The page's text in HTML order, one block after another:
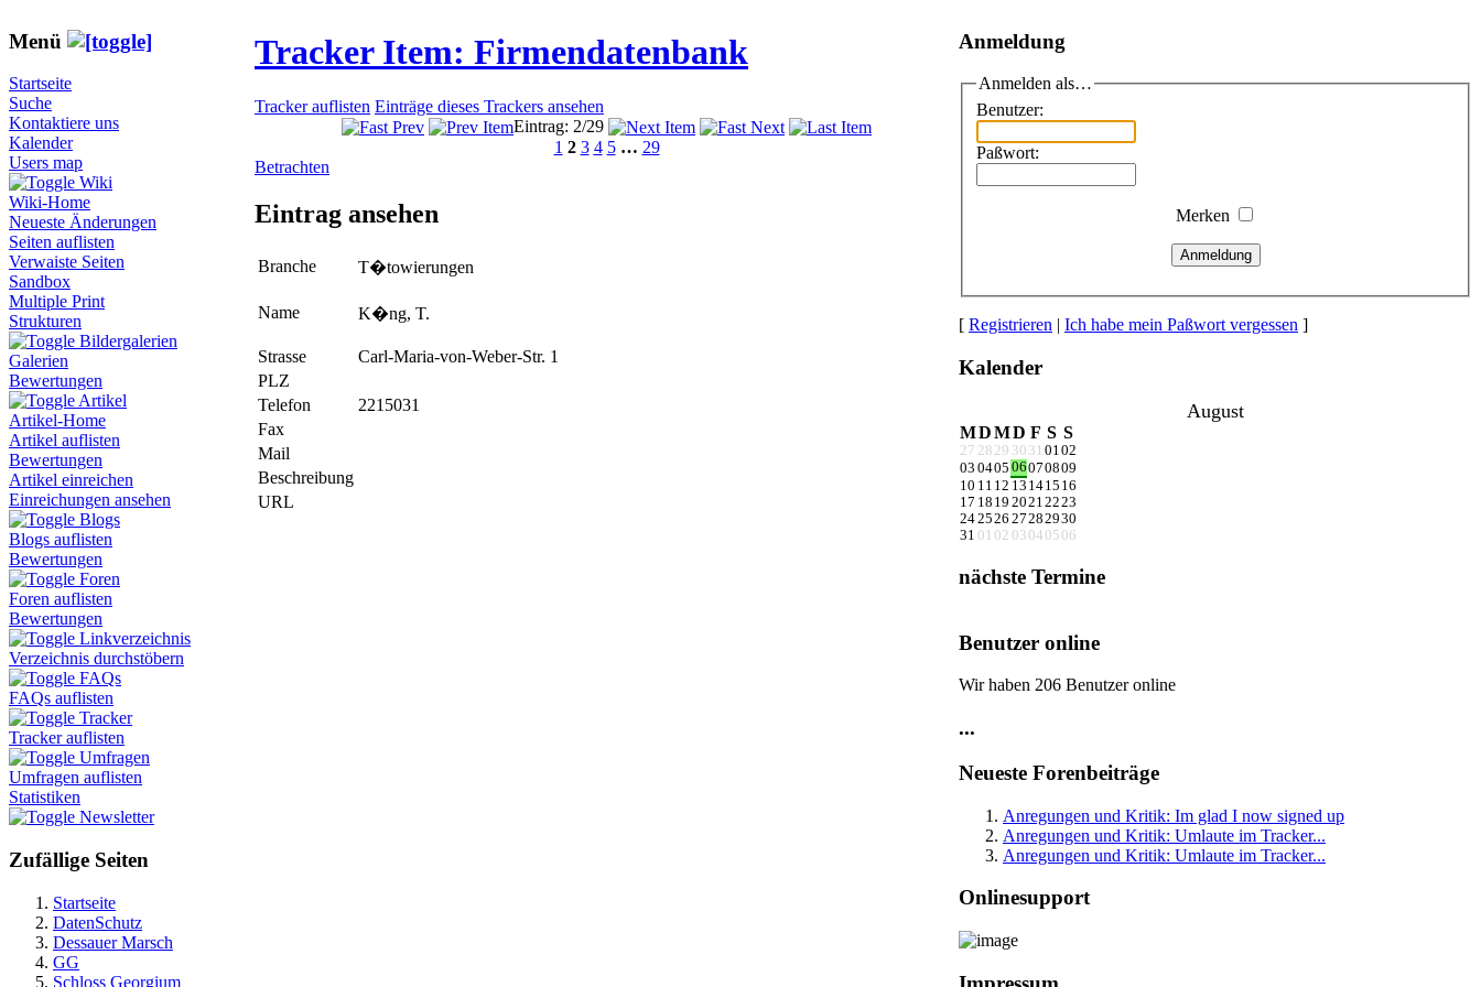
Menü
Startseite
Suche
Kontaktiere uns
Kalender
Users map
Wiki
Wiki-Home
Neueste Änderungen
Seiten auflisten
Verwaiste Seiten
Sandbox
Multiple Print
Strukturen
Bildergalerien
Galerien
Bewertungen
Artikel
Artikel-Home
Artikel auflisten
Bewertungen
Artikel einreichen
Einreichungen ansehen
Blogs
Blogs auflisten
Bewertungen
Foren
Foren auflisten
Bewertungen
Linkverzeichnis
Verzeichnis durchstöbern
FAQs
FAQs auflisten
Tracker
Tracker auflisten
Umfragen
Umfragen auflisten
Statistiken
Newsletter
Zufällige Seiten
Startseite
DatenSchutz
Dessauer Marsch
GG
Schloss Georgium
Tracker Item: Firmendatenbank
Tracker auflisten Einträge dieses Trackers ansehen
Eintrag: 2/29
1 2 3 4 5 … 29
Betrachten
Eintrag ansehen
Branche T�towierungen
Name K�ng, T.
Strasse
Carl-Maria-von-Weber-Str. 1
PLZ
Telefon
2215031
Fax
Mail
Beschreibung
URL
Anmeldung
Anmelden als…
Benutzer:
Paßwort:
Merken
Anmeldung
[ Registrieren | Ich habe mein Paßwort vergessen ]
Kalender
August
MDMD F S S
27 28 29 30 31 0102
03 0405 06070809
10 11 12 13 1415 16
17 18 19 20212223
242526 27282930
31 01 02 03 04 05 06
nächste Termine
Benutzer online
Wir haben 206 Benutzer online
...
Neueste Forenbeiträge
Anregungen und Kritik: Im glad I now signed up
Anregungen und Kritik: Umlaute im Tracker...
Anregungen und Kritik: Umlaute im Tracker...
Onlinesupport